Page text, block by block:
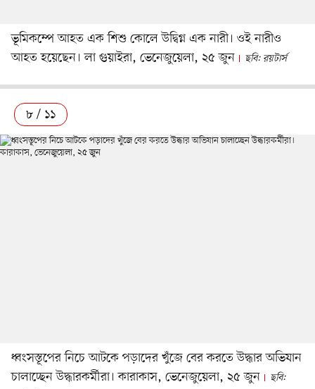
ভূমিকম্পে আহত এক শিশু কোলে উদ্বিগ্ন এক নারী। ওই নারীও
আহত হয়েছেন। লা গুয়াইরা, ভেনেজুয়েলা, ২৫ জুন
ছবি: রয়টার্স
৮ / ১১
ধ্বংসস্তূপের নিচে আটকে পড়াদের খুঁজে বের করতে উদ্ধার অভিযান
চালাচ্ছেন উদ্ধারকর্মীরা। কারাকাস, ভেনেজুয়েলা, ২৫ জুন
ছবি: